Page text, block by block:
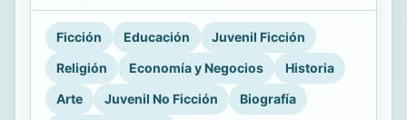
Ficción Educación
Juvenil Ficción
Religión
Economía y Negocios
Historia
Arte
Juvenil No Ficción
Biografía